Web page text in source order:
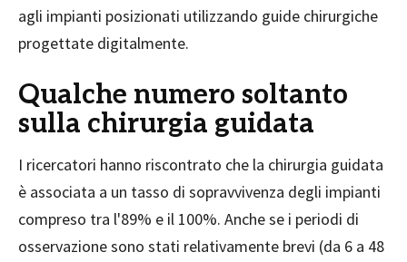
agli impianti posizionati utilizzando guide chirurgiche
progettate digitalmente.
Qualche numero soltanto
sulla chirurgia guidata
I ricercatori hanno riscontrato che la chirurgia guidata
è associata a un tasso di sopravvivenza degli impianti
compreso tra l'89% e il 100%. Anche se i periodi di
osservazione sono stati relativamente brevi (da 6 a 48